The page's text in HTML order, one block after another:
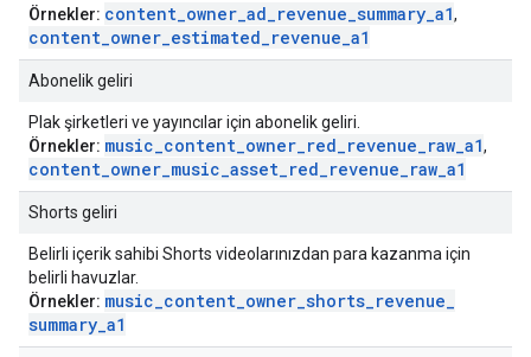
Örnekler: content_owner_ad_revenue_summary_a1,
content_owner_estimated_revenue_a1
Abonelik geliri
Plak şirketleri ve yayıncılar için abonelik geliri.
Örnekler: music_content_owner_red_revenue_raw_a1,
content_owner_music_asset_red_revenue_raw_a1
Shorts geliri
Belirli içerik sahibi Shorts videolarınızdan para kazanma için
belirli havuzlar.
Örnekler: music_content_owner_shorts_revenue_
summary_a1